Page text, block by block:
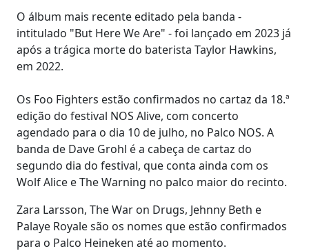
O álbum mais recente editado pela banda -
intitulado "But Here We Are" - foi lançado em 2023 já
após a trágica morte do baterista Taylor Hawkins,
em 2022.
Os Foo Fighters estão confirmados no cartaz da 18.ª
edição do festival NOS Alive, com concerto
agendado para o dia 10 de julho, no Palco NOS. A
banda de Dave Grohl é a cabeça de cartaz do
segundo dia do festival, que conta ainda com os
Wolf Alice e The Warning no palco maior do recinto.
Zara Larsson, The War on Drugs, Jehnny Beth e
Palaye Royale são os nomes que estão confirmados
para o Palco Heineken até ao momento.